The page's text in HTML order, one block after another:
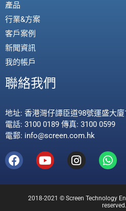
產品
行業&方案
客戶案例
新聞資訊
我的帳戶
聯絡我們
地址: 香港灣仔譚臣道98號運盛大廈
電話: 3100 0189 傳真: 3100 0599
電郵: info@screen.com.hk
2018-2021 © Screen Technology
reserved.